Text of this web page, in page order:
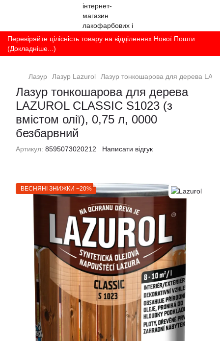
Перевіряйте цілісність товару на відділеннях Нової Пошти
(Докладніше...)
Лазур Лазур Lazurol Лазур тонкошарова для дерева
Лазур тонкошарова для дерева
LAZUROL CLASSIC S1023 (з
вмістом олії), 0,75 л, 0000
безбарвний
Артикул: 8595073020212 Написати відгук
ВЕСНЯНІ ЗНИЖКИ −20%